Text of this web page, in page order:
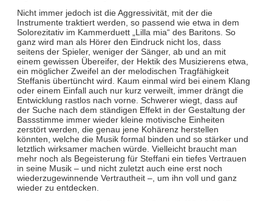
Nicht immer jedoch ist die Aggressivität, mit der die
Instrumente traktiert werden, so passend wie etwa in dem
Solorezitativ im Kammerduett „Lilla mia“ des Baritons. So
ganz wird man als Hörer den Eindruck nicht los, dass
seitens der Spieler, weniger der Sänger, ab und an mit
einem gewissen Übereifer, der Hektik des Musizierens etwa,
ein möglicher Zweifel an der melodischen Tragfähigkeit
Steffanis übertüncht wird. Kaum einmal wird bei einem Klang
oder einem Einfall auch nur kurz verweilt, immer drängt die
Entwicklung rastlos nach vorne. Schwerer wiegt, dass auf
der Suche nach dem ständigen Effekt in der Gestaltung der
Bassstimme immer wieder kleine motivische Einheiten
zerstört werden, die genau jene Kohärenz herstellen
könnten, welche die Musik formal binden und so stärker und
letztlich wirksamer machen würde. Vielleicht braucht man
mehr noch als Begeisterung für Steffani ein tiefes Vertrauen
in seine Musik – und nicht zuletzt auch eine erst noch
wiederzugewinnende Vertrautheit –, um ihn voll und ganz
wieder zu entdecken.